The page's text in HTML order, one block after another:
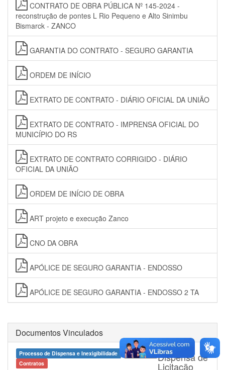
CONTRATO DE OBRA PÚBLICA Nº 145-2024 -
reconstrução de pontes L Rio Pequeno e Alto Sinimbu
Bismarck - ZANCO
GARANTIA DO CONTRATO - SEGURO GARANTIA
ORDEM DE INÍCIO
EXTRATO DE CONTRATO - DIÁRIO OFICIAL DA UNIÃO
EXTRATO DE CONTRATO - IMPRENSA OFICIAL DO
MUNICÍPIO DO RS
EXTRATO DE CONTRATO CORRIGIDO - DIÁRIO
OFICIAL DA UNIÃO
ORDEM DE INÍCIO DE OBRA
ART projeto e execução Zanco
CNO DA OBRA
APÓLICE DE SEGURO GARANTIA - ENDOSSO
APÓLICE DE SEGURO GARANTIA - ENDOSSO 2 TA
Documentos Vinculados
Processo de Dispensa e Inexigibilidade
04/07/2024
Contratos
Dispensa de
Licitação